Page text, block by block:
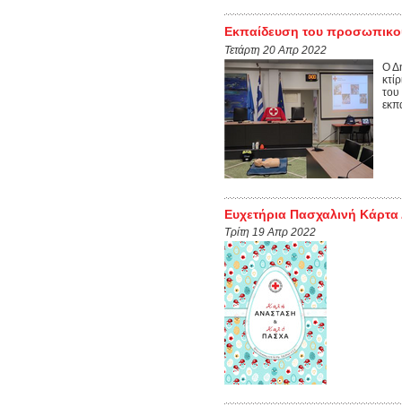
Εκπαίδευση του
Τετάρτη 20 Απρ 2022
Ο
του
Ευχετήρια Πασχαλινή
Τρίτη 19 Απρ 2022